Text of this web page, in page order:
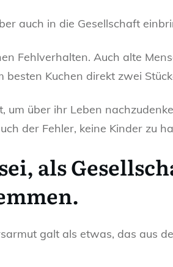
auch in die Gesellschaft
Fehlverhalten. Auch alte
Kuchen direkt zwei
um über ihr Leben
der Fehler, keine Kinder zu
als
galt als etwas, das aus